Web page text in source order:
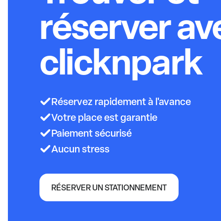
réserver
clicknpark
Réservez rapidement à l'avance
Votre place est garantie
Paiement sécurisé
Aucun stress
RÉSERVER UN STATIONNEMENT